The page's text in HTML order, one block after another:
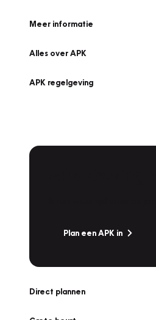
Meer informatie
Alles over APK
APK regelgeving
Plan een APK in
Direct plannen